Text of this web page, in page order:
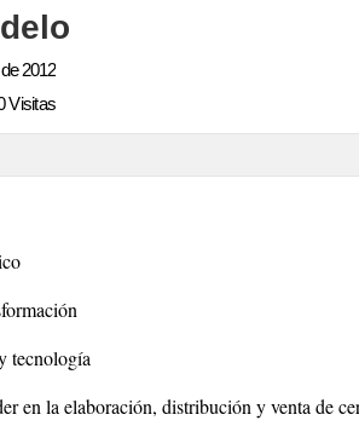
2012
Visitas
tecnología
en la elaboración, distribución y venta de